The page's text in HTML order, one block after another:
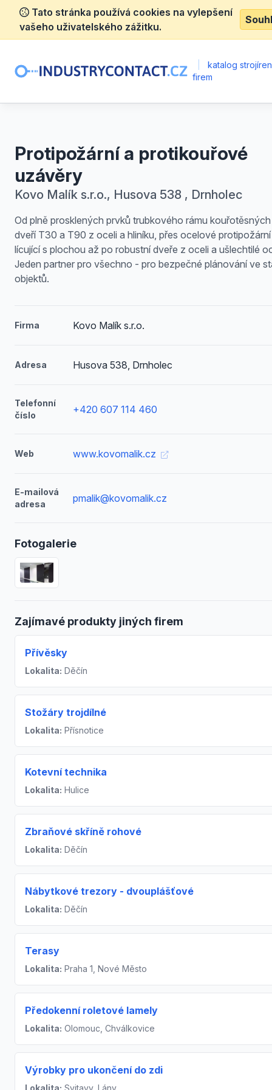
Tato stránka používá cookies na vylepšení
vašeho uživatelského zážitku.
katalog
firem
Protipožární a protikouřové
uzávěry
Kovo Malík s.r.o., Husova 538 , Drnholec
Od plně prosklených prvků trubkového rámu
dveří T30 a T90 z oceli a hliníku, přes ocelové
lícující s plochou až po robustní dveře z oceli a ušlechtilé
Jeden partner pro všechno - pro bezpečné plánování ve
objektů.
Firma Kovo Malík s.r.o.
Adresa Husova 538, Drnholec
Telefonní
číslo
+420 607 114 460
Web www.kovomalik.cz
E-mailová
adresa
pmalik@kovomalik.cz
Fotogalerie
Zajímavé produkty jiných firem
Přívěsky
Lokalita: Děčín
Stožáry trojdílné
Lokalita: Přísnotice
Kotevní technika
Lokalita: Hulice
Zbraňové skříně rohové
Lokalita: Děčín
Nábytkové trezory - dvouplášťové
Lokalita: Děčín
Terasy
Lokalita: Praha 1, Nové Město
Předokenní roletové lamely
Lokalita: Olomouc, Chválkovice
Výrobky pro ukončení do zdi